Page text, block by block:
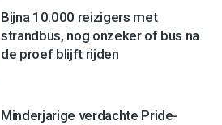
Bijna 10.000 reizigers met
strandbus, nog onzeker of bus na
de proef blijft rijden
Minderjarige verdachte Pride-